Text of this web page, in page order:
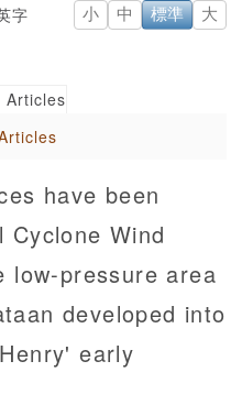
字 小 中 標準 大
have been
Cyclone Wind
low-pressure area
developed into
early